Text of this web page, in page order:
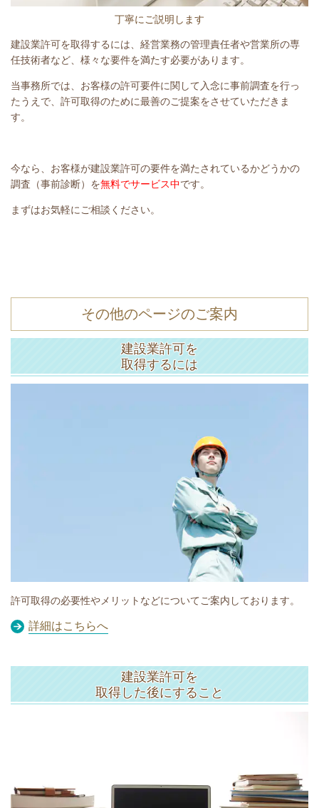
丁寧にご説明します
建設業許可を取得するには、経営業務の管理責任者や営業所の専
任技術者など、様々な要件を満たす必要があります。
当事務所では、お客様の許可要件に関して入念に事前調査を行っ
たうえで、許可取得のために最善のご提案をさせていただきま
す。
今なら、お客様が建設業許可の要件を満たされているかどうかの
調査（事前診断）を無料でサービス中です。
まずはお気軽にご相談ください。
その他のページのご案内
建設業許可を
取得するには
許可取得の必要性やメリットなどについてご案内しております。
詳細はこちらへ
建設業許可を
取得した後にすること